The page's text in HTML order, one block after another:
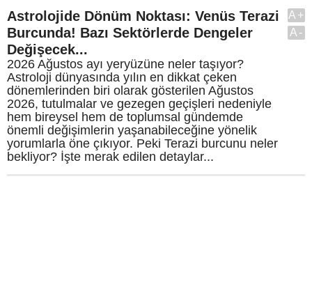
Astrolojide Dönüm Noktası: Venüs Terazi
Burcunda! Bazı Sektörlerde Dengeler
Değişecek...
2026 Ağustos ayı yeryüzüne neler taşıyor?
Astroloji dünyasında yılın en dikkat çeken
dönemlerinden biri olarak gösterilen Ağustos
2026, tutulmalar ve gezegen geçişleri nedeniyle
hem bireysel hem de toplumsal gündemde
önemli değişimlerin yaşanabileceğine yönelik
yorumlarla öne çıkıyor. Peki Terazi burcunu neler
bekliyor? İşte merak edilen detaylar...
A+
A-